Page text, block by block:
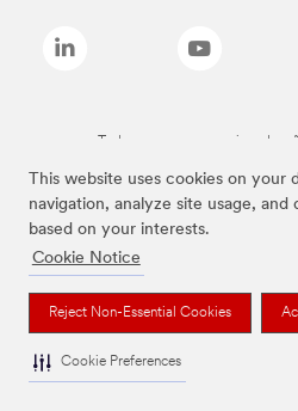
This website uses cookies on your
navigation, analyze site usage,
based on your interests.
Cookie Notice
Reject Non-Essential Cookies
Cookie Preferences
Todas as marcas mencionadas